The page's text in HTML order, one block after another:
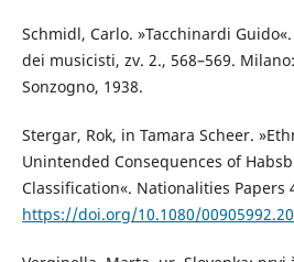
Schmidl, Carlo. »Tacchinardi
dei musicisti, zv. 2., 568–569.
Sonzogno, 1938.
Stergar, Rok, in Tamara Scheer.
Unintended Consequences of
Classification«. Nationalities Papers
https://doi.org/10.1080/